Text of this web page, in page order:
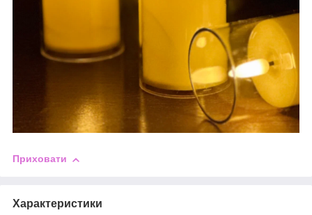
Приховати
Характеристики